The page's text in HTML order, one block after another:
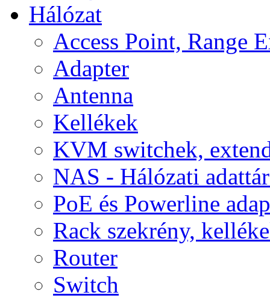
Hálózat
Access Point, Range
Adapter
Antenna
Kellékek
KVM switchek,
NAS - Hálózati
PoE és Powerline
Rack szekrény,
Router
Switch